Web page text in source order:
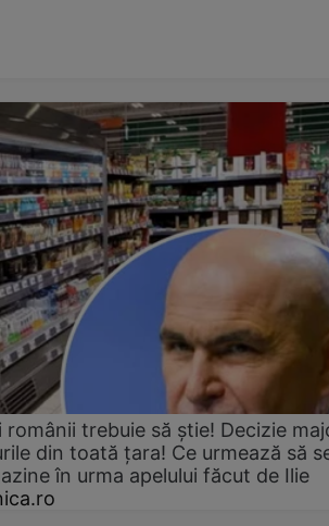
trebuie să știe! Decizie
din toată țara! Ce urmează să
în urma apelului făcut de Ilie